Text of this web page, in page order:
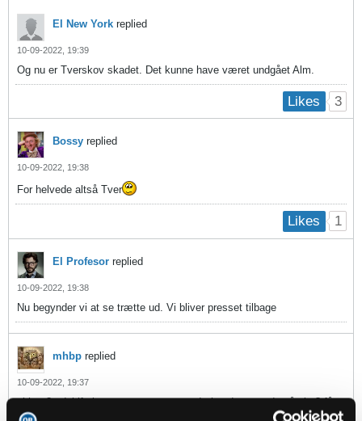
El New York replied
10-09-2022, 19:39
Og nu er Tverskov skadet. Det kunne have været undgået Alm.
Likes 3
Bossy replied
10-09-2022, 19:38
For helvede altså Tver
Likes 1
El Profesor replied
10-09-2022, 19:38
Nu begynder vi at se trætte ud. Vi bliver presset tilbage
mhbp replied
10-09-2022, 19:37
vi har 3 udskiftninger mere at gøre med - hvad venter du på alm? få
nu nogle friske kræfter ind. Franco ser træt ud...gør nu noget